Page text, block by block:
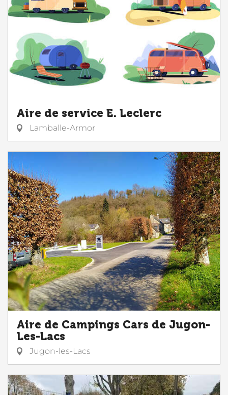
Aire de service E. Leclerc
Lamballe-Armor
Aire de Campings Cars de Jugon-
Les-Lacs
Jugon-les-Lacs